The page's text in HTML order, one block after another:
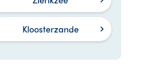
Kloosterzande